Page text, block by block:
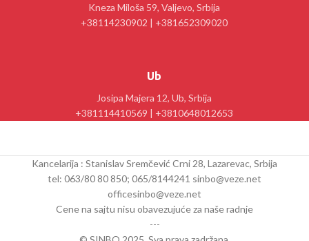
Kneza Miloša 59, Valjevo, Srbija
+38114230902 | +381652309020
Ub
Josipa Majera 12, Ub, Srbija
+381114410569 | +3810648012653
Kancelarija : Stanislav Sremčević Crni 28, Lazarevac, Srbija
tel: 063/80 80 850; 065/8144241 sinbo@veze.net
officesinbo@veze.net
Cene na sajtu nisu obavezujuće za naše radnje
---